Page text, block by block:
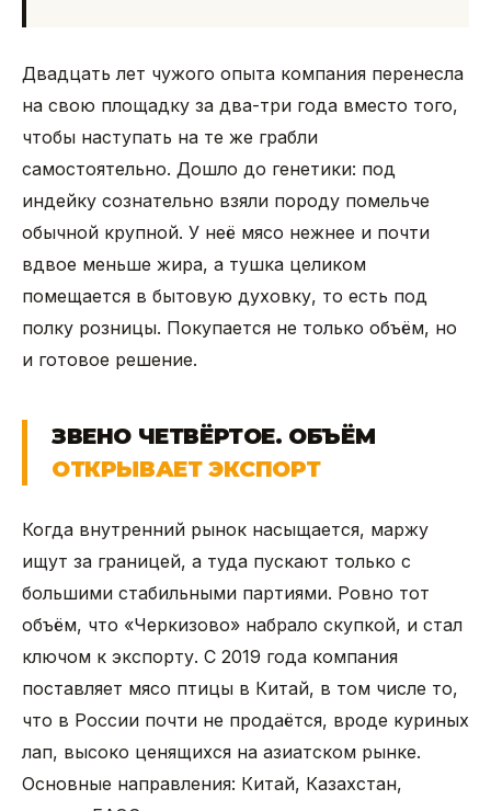
Двадцать лет чужого опыта компания перенесла
на свою площадку за два-три года вместо того,
чтобы наступать на те же грабли
самостоятельно. Дошло до генетики: под
индейку сознательно взяли породу помельче
обычной крупной. У неё мясо нежнее и почти
вдвое меньше жира, а тушка целиком
помещается в бытовую духовку, то есть под
полку розницы. Покупается не только объём, но
и готовое решение.
ЗВЕНО ЧЕТВЁРТОЕ. ОБЪЁМ
ОТКРЫВАЕТ ЭКСПОРТ
Когда внутренний рынок насыщается, маржу
ищут за границей, а туда пускают только с
большими стабильными партиями. Ровно тот
объём, что «Черкизово» набрало скупкой, и стал
ключом к экспорту. С 2019 года компания
поставляет мясо птицы в Китай, в том числе то,
что в России почти не продаётся, вроде куриных
лап, высоко ценящихся на азиатском рынке.
Основные направления: Китай, Казахстан,